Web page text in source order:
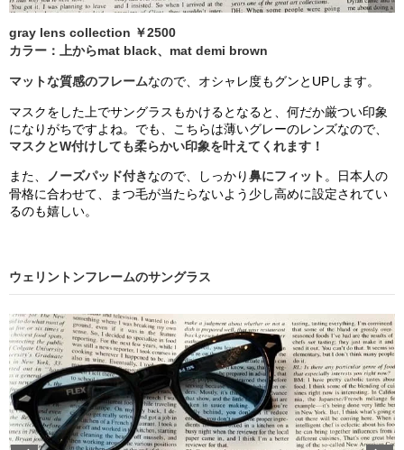
gray lens collection ￥2500
カラー：上からmat black、mat demi brown
マットな質感のフレームなので、オシャレ度もグンとUPします。
マスクをした上でサングラスもかけるとなると、何だか厳つい印象
になりがちですよね。でも、こちらは薄いグレーのレンズなので、
マスクとW付けしても柔らかい印象を叶えてくれます！
また、 ノーズパッド付き なので、しっかり 鼻にフィット 。日本人の
骨格に合わせて、まつ毛が当たらないよう少し高めに設定されてい
るのも嬉しい。
ウェリントンフレームのサングラス